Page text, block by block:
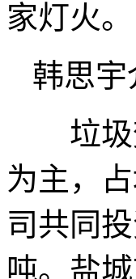
家灯火。
韩思
垃圾焚
为主，
司共同
吨。盐